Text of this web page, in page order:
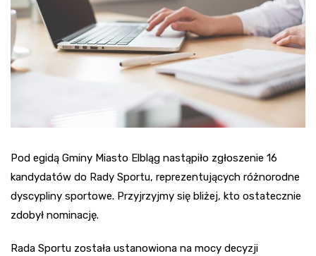
Pod egidą Gminy Miasto Elbląg nastąpiło zgłoszenie 16
kandydatów do Rady Sportu, reprezentujących różnorodne
dyscypliny sportowe. Przyjrzyjmy się bliżej, kto ostatecznie
zdobył nominację.
Rada Sportu została ustanowiona na mocy decyzji